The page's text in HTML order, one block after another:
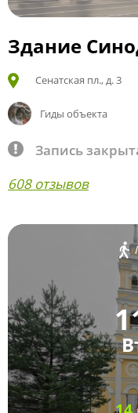
Здание
Сенатская пл., д. 3
Гиды объекта
Запись
608 отзывов